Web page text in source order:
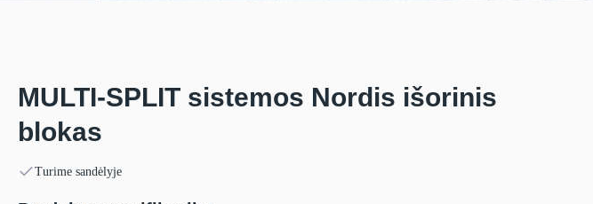
MULTI-SPLIT sistemos Nordis išorinis
blokas
Turime sandėlyje